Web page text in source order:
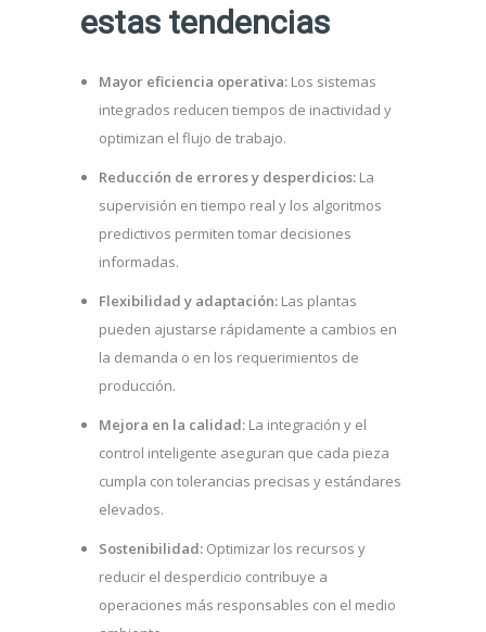
estas tendencias
Mayor eficiencia operativa:Los sistemas
integrados reducen tiempos de inactividad y
optimizan el flujo de trabajo.
Reducción de errores y desperdicios:La
supervisión en tiempo real y los algoritmos
predictivos permiten tomar decisiones
informadas.
Flexibilidad y adaptación:Las plantas
pueden ajustarse rápidamente a cambios en
la demanda o en los requerimientos de
producción.
Mejora en la calidad:La integración y el
control inteligente aseguran que cada pieza
cumpla con tolerancias precisas y estándares
elevados.
Sostenibilidad:Optimizar los recursos y
reducir el desperdicio contribuye a
operaciones más responsables con el medio